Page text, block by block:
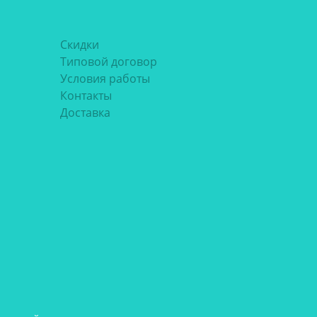
Скидки
Типовой договор
Условия работы
Контакты
Доставка